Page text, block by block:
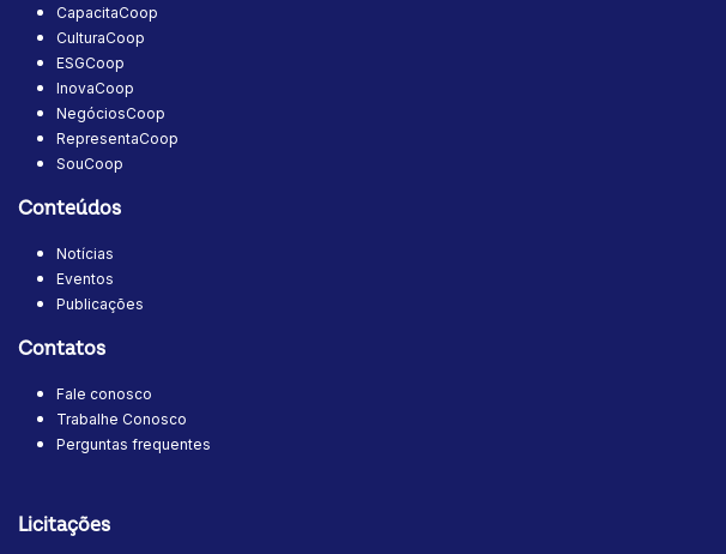
CapacitaCoop
CulturaCoop
ESGCoop
InovaCoop
NegóciosCoop
RepresentaCoop
SouCoop
Conteúdos
Notícias
Eventos
Publicações
Contatos
Fale conosco
Trabalhe Conosco
Perguntas frequentes
Licitações